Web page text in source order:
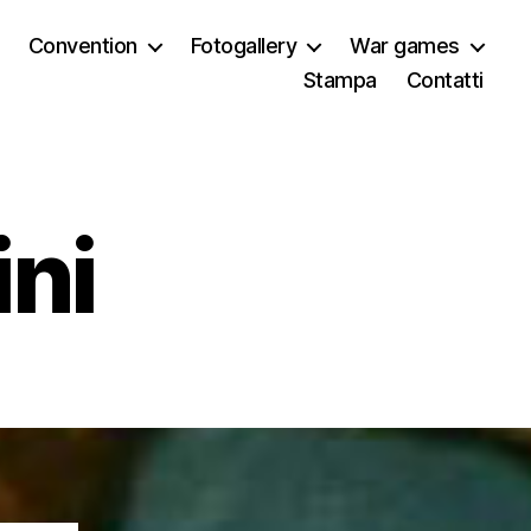
Convention Fotogallery
War games
Stampa
Contatti